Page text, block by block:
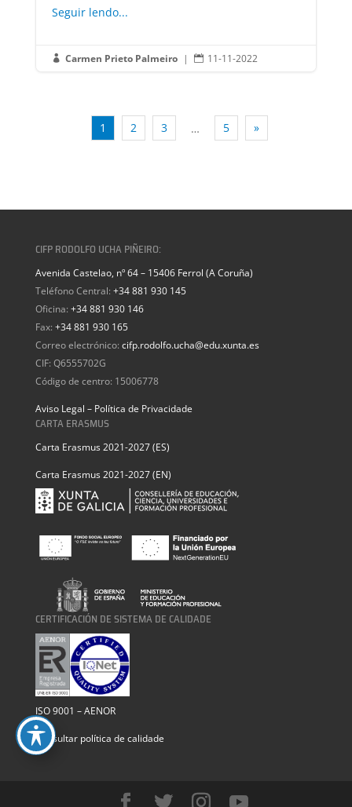
Seguir lendo...
 Carmen Prieto Palmeiro |  11-11-2022
1 2 3 … 5 »
CIFP RODOLFO UCHA PIÑEIRO:
Avenida Castelao, nº 64 – 15406 Ferrol (A Coruña)
Teléfono Central: +34 881 930 145
Oficina: +34 881 930 146
Fax: +34 881 930 165
Correo electrónico: cifp.rodolfo.ucha@edu.xunta.es
CIF: Q6555702G
Código de centro: 15006778
Aviso Legal – Política de Privacidade
CARTA ERASMUS
Carta Erasmus 2021-2027 (ES)
Carta Erasmus 2021-2027 (EN)
CERTIFICACIÓN DE SISTEMA DE CALIDADE
ISO 9001 – AENOR
Consultar política de calidade